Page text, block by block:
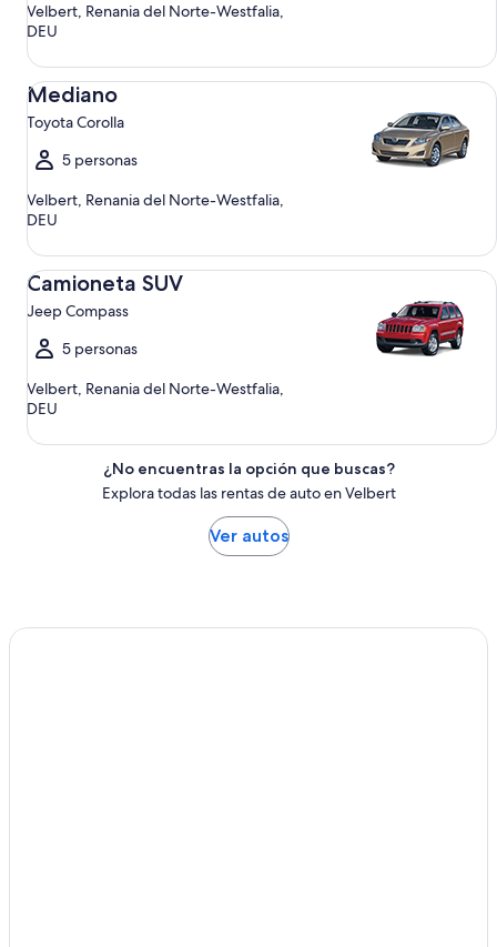
Velbert, Renania del Norte-Westfalia,
DEU
Mediano
Toyota Corolla
5 personas
Velbert, Renania del Norte-Westfalia,
DEU
Mediano Toyota Corolla
Camioneta SUV
Jeep Compass
5 personas
Velbert, Renania del Norte-Westfalia,
DEU
Camioneta SUV Jeep Compass
¿No encuentras la opción que buscas?
Explora todas las rentas de auto en Velbert
Ver autos